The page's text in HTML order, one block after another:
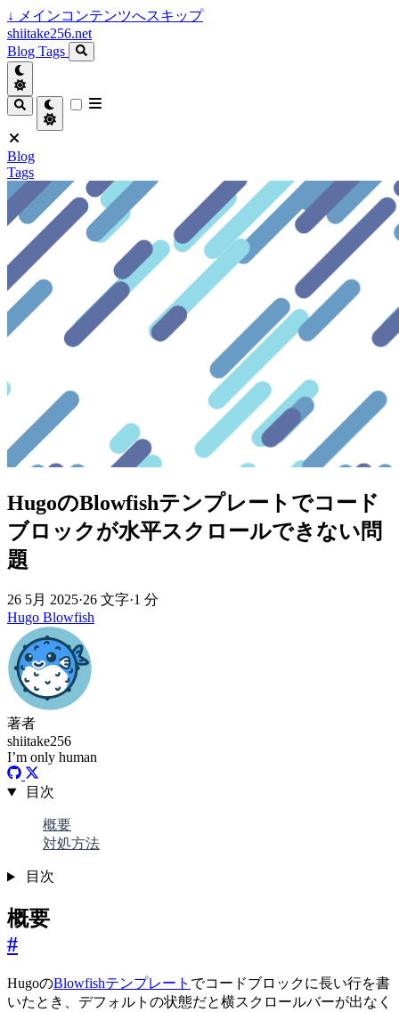
↓ メインコンテンツへスキップ
shiitake256.net
Blog Tags
Blog
Tags
HugoのBlowfishテンプレートでコード
ブロックが水平スクロールできない問
題
26 5月 2025·26 文字·1 分
Hugo Blowfish
著者
shiitake256
I’m only human
目次
概要
対処方法
目次
概要
#
HugoのBlowfishテンプレート でコードブロックに長い行を書
いたとき、デフォルトの状態だと横スクロールバーが出なく